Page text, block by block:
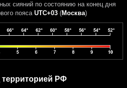
сияний по состоянию на конец дня
поясаUTC+03 (Москва)
РФ